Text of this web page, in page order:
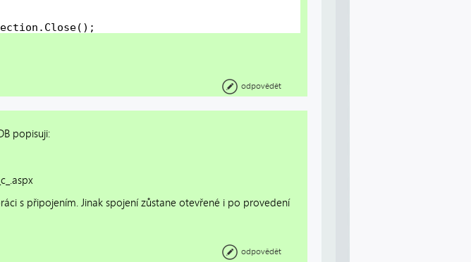
odpovědět
popisuji:
s připojením. Jinak spojení zůstane otevřené i po provedení
odpovědět